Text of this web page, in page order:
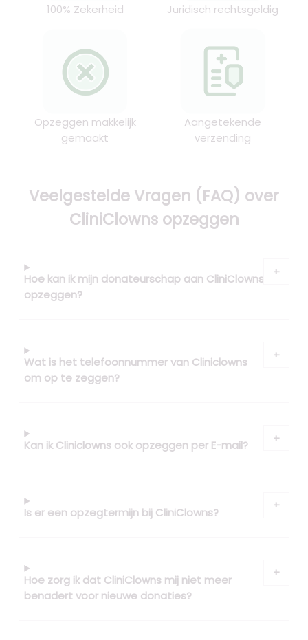
100% Zekerheid Juridisch rechtsgeldig
Opzeggen makkelijk
gemaakt
Aangetekende
verzending
Veelgestelde Vragen (FAQ) over
CliniClowns opzeggen
Hoe kan ik mijn donateurschap aan CliniClowns
opzeggen?
Wat is het telefoonnummer van Cliniclowns
om op te zeggen?
Kan ik Cliniclowns ook opzeggen per E-mail?
Is er een opzegtermijn bij CliniClowns?
Hoe zorg ik dat CliniClowns mij niet meer
benadert voor nieuwe donaties?